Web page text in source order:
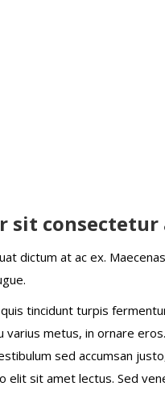
sit
dictum at ac ex.
tincidunt turpis
varius metus, in ornare
sed accumsan
elit sit amet lectus. Sed